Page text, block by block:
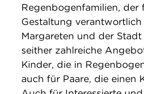
Regenbogenfamilien, der
Gestaltung
Margareten und der
seither zahlreiche
Kinder, die in
auch für Paare, die einen